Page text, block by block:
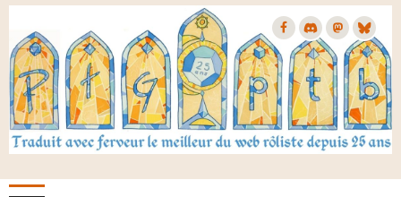
Aller
contenu
principal